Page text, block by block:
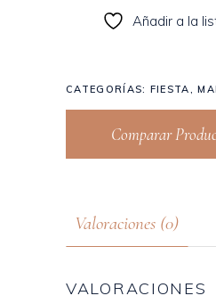
Añadir a la
CATEGORÍAS: FIESTA,
Comparar
Valoraciones (0)
VALORACIONES